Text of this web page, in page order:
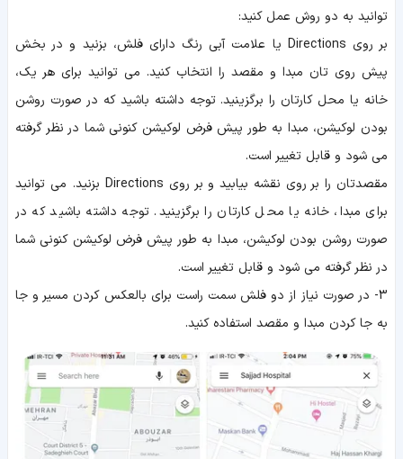
توانید به دو روش عمل کنید:
بر روی Directions یا علامت آبی رنگ دارای فلش، بزنید و در بخش
پیش روی تان مبدا و مقصد را انتخاب کنید. می توانید برای هر یک،
خانه یا محل کارتان را برگزینید. توجه داشته باشید که در صورت روشن
بودن لوکیشن، مبدا به طور پیش فرض لوکیشن کنونی شما در نظر گرفته
می شود و قابل تغییر است.
مقصدتان را بر روی نقشه بیابید و بر روی Directions بزنید. می توانید
برای مبدا، خانه یا محل کارتان را برگزینید. توجه داشته باشید که در
صورت روشن بودن لوکیشن، مبدا به طور پیش فرض لوکیشن کنونی شما
در نظر گرفته می شود و قابل تغییر است.
3- در صورت نیاز از دو فلش سمت راست برای بالعکس کردن مسیر و جا
به جا کردن مبدا و مقصد استفاده کنید.